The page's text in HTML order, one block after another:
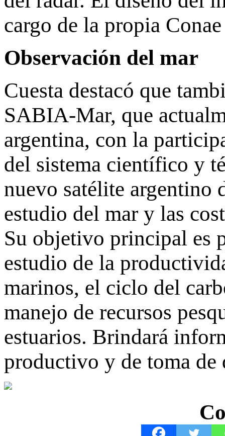
cargo de la propia
Observación del mar
Cuesta destacó que
SABIA-Mar, que
argentina, con la
del sistema científico y
nuevo satélite argentino
estudio del mar y las
Su objetivo principal es
estudio de la
marinos, el ciclo del
manejo de recursos
estuarios. Brindará
productivo y de toma de